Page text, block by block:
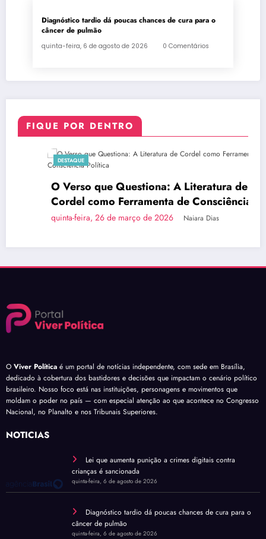
Diagnóstico tardio dá poucas chances de cura para o
câncer de pulmão
quinta-feira, 6 de agosto de 2026 0 Comentários
FIQUE POR DENTRO
DESTAQUE
O Verso que Questiona: A Literatura de
Cordel como Ferramenta de Consciência
Política
quinta-feira, 26 de março de 2026 Naiara Dias
O Viver Política é um portal de notícias independente, com sede em Brasília,
dedicado à cobertura dos bastidores e decisões que impactam o cenário político
brasileiro. Nosso foco está nas instituições, personagens e movimentos que
moldam o poder no país — com especial atenção ao que acontece no Congresso
Nacional, no Planalto e nos Tribunais Superiores.
NOTÍCIAS
Lei que aumenta punição a crimes digitais contra
crianças é sancionada
quinta-feira, 6 de agosto de 2026
Diagnóstico tardio dá poucas chances de cura para o
câncer de pulmão
quinta-feira, 6 de agosto de 2026